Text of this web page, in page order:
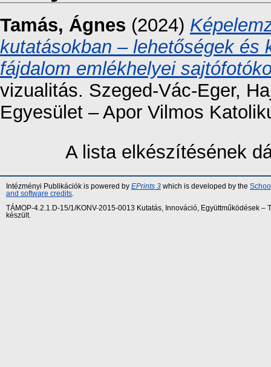
Tamás, Ágnes (2024)
kutatásokban – lehetőségek és
fájdalom emlékhelyei
vizualitás. Szeged-Vác-Eger,
Egyesület – Apor Vilmos
A lista elkészítésének
Intézményi Publikációk is powered by EPrints 3 which is developed by the
and software credits
TÁMOP-4.2.1.D-15/1/KONV-2015-0013 Kutatás, Innováció, Együttműködések
készült.